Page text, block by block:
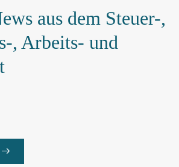
aus dem Steuer-,
, Arbeits- und